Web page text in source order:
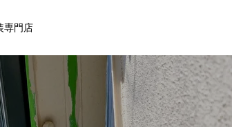
専門店